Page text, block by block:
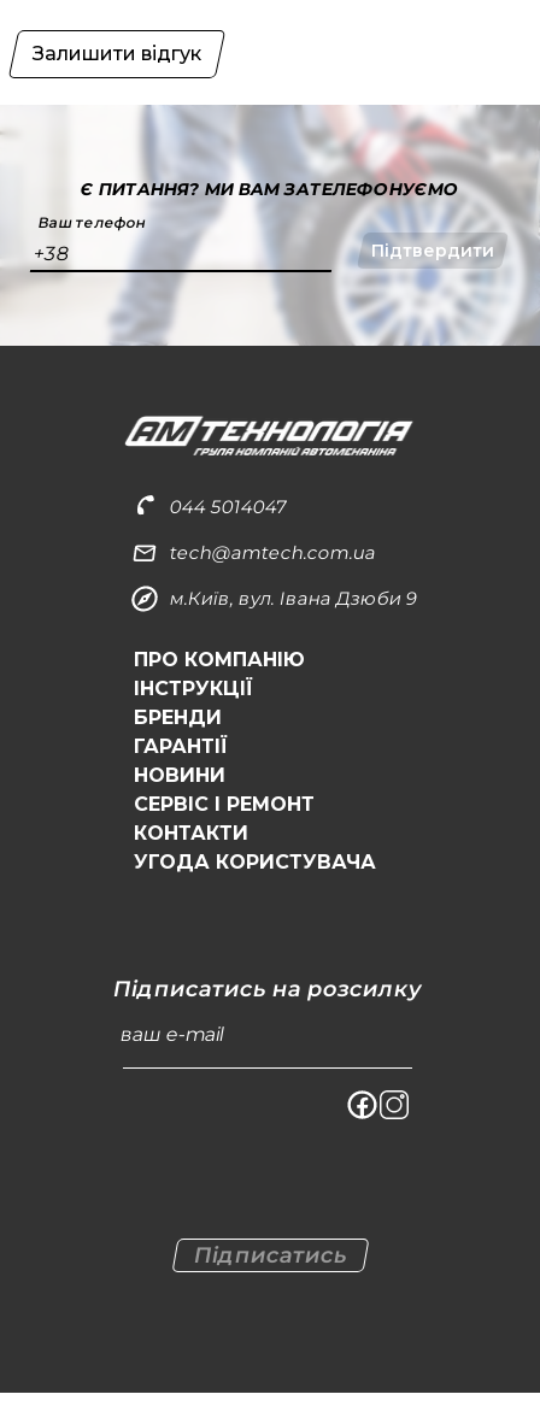
Залишити відгук
Є ПИТАННЯ?МИ ВАМ ЗАТЕЛЕФОНУЄМО
Ваш телефон
+38 Підтвердити
044 5014047
tech@amtech.com.ua
м.Київ, вул. Івана Дзюби 9
ПРО КОМПАНІЮ
ІНСТРУКЦІЇ
БРЕНДИ
ГАРАНТІЇ
НОВИНИ
СЕРВІС І РЕМОНТ
КОНТАКТИ
УГОДА КОРИСТУВАЧА
Підписатись на розсилку
ваш e-mail
Підписатись